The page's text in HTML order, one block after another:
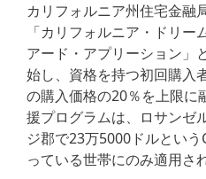
カリフォルニア州住宅金融
「カリフォルニア・ドリ
アード・アプリーション」
始し、資格を持つ初回購入
の購入価格の20％を上限に
援プログラムは、ロサンゼ
ジ郡で23万5000ドルとい
っている世帯にのみ適用さ